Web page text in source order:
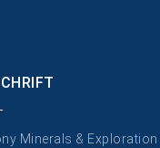
Minerals & Exploration